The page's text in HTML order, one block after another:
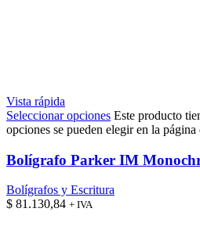
Vista rápida
Seleccionar opciones Este producto
opciones se pueden elegir en la
Bolígrafo Parker IM
Bolígrafos y Escritura
$ 81.130,84 + IVA